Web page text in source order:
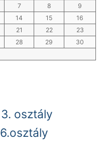
7 8
9
14 15
16
21 22
23
28 29
30
3. osztály
6.osztály